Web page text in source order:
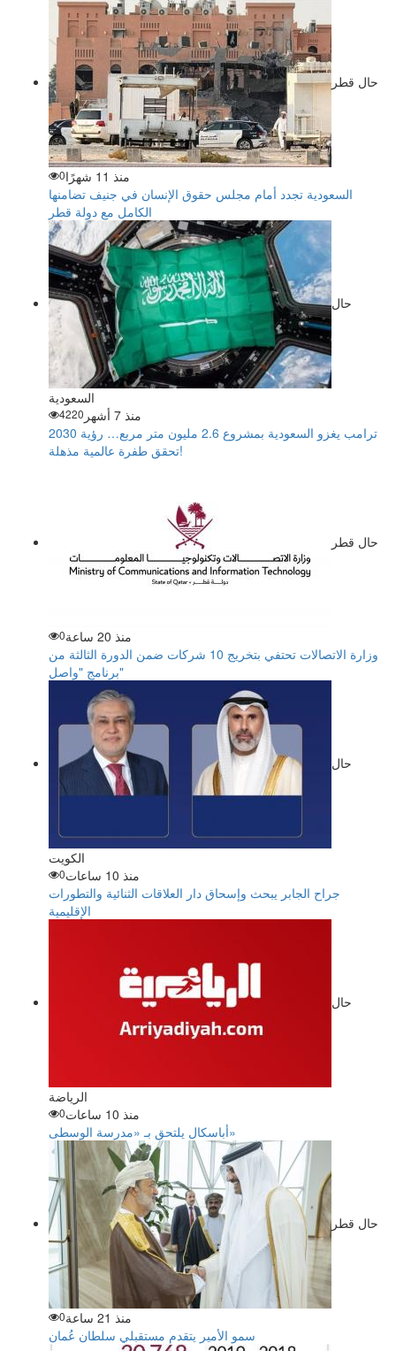
حال قطر
منذ 11 شهرًا 0
السعودية تجدد أمام مجلس حقوق الإنسان في جنيف تضامنها
الكامل مع دولة قطر
حال
السعودية
منذ 7 أشهر
4220
ترامب يغزو السعودية بمشروع 2.6 مليون متر مربع… رؤية 2030
تحقق طفرة عالمية مذهلة!
حال قطر
منذ 20 ساعة 0
وزارة الاتصالات تحتفي بتخريج 10 شركات ضمن الدورة الثالثة من
برنامج "واصل"
حال
الكويت
منذ 10 ساعات
0
جراح الجابر يبحث وإسحاق دار العلاقات الثنائية والتطورات
الإقليمية
حال
الرياضة
منذ 10 ساعات
0
أباسكال يلتحق بـ «مدرسة الوسطى»
حال قطر
منذ 21 ساعة 0
سمو الأمير يتقدم مستقبلي سلطان عُمان